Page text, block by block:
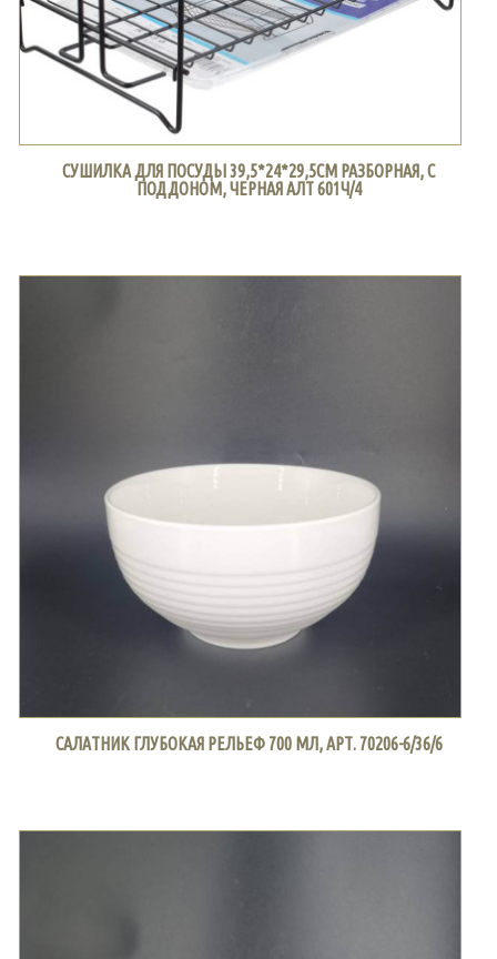
СУШИЛКА ДЛЯ ПОСУДЫ 39,5*24*29,5СМ РАЗБОРНАЯ, С
ПОДДОНОМ, ЧЕРНАЯ АЛТ 601Ч/4
САЛАТНИК ГЛУБОКАЯ РЕЛЬЕФ 700 МЛ, АРТ. 70206-6/36/6